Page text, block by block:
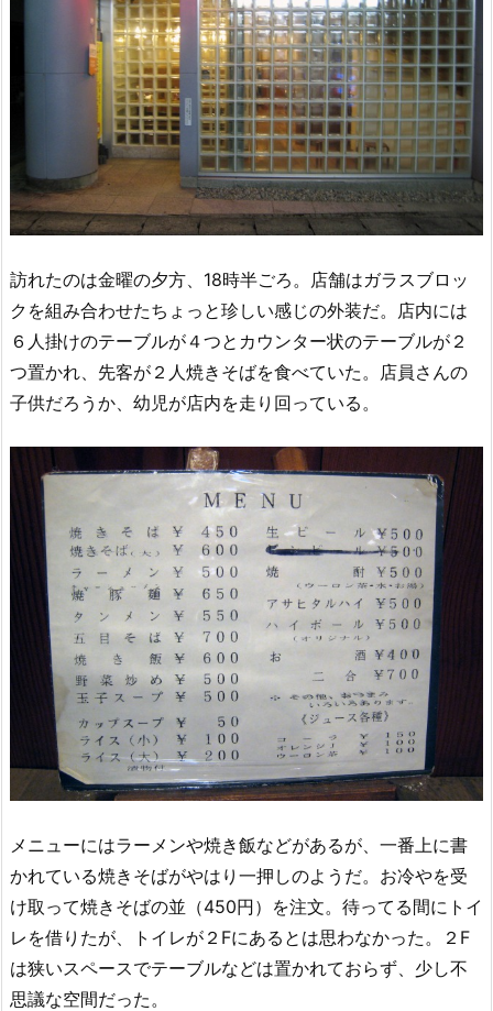
訪れたのは金曜の夕方、18時半ごろ。店舗はガラスブロッ
クを組み合わせたちょっと珍しい感じの外装だ。店内には
６人掛けのテーブルが４つとカウンター状のテーブルが２
つ置かれ、先客が２人焼きそばを食べていた。店員さんの
子供だろうか、幼児が店内を走り回っている。
メニューにはラーメンや焼き飯などがあるが、一番上に書
かれている焼きそばがやはり一押しのようだ。お冷やを受
け取って焼きそばの並（450円）を注文。待ってる間にトイ
レを借りたが、トイレが２Fにあるとは思わなかった。２F
は狭いスペースでテーブルなどは置かれておらず、少し不
思議な空間だった。